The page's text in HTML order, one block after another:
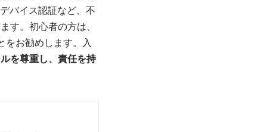
バイス認証など、不
す。初心者の方は、
をお勧めします。入
を尊重し、責任を持